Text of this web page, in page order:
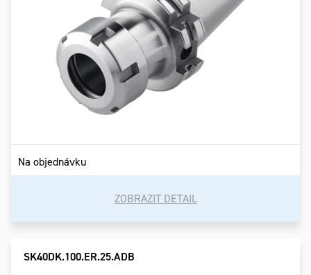
Na objednávku
ZOBRAZIT DETAIL
SK40DK.100.ER.25.ADB